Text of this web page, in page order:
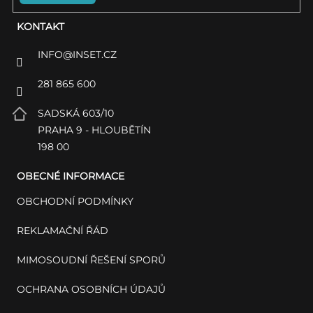
KONTAKT
INFO@INSET.CZ
281 865 600
SADSKÁ 603/10
PRAHA 9 - HLOUBĚTÍN
198 00
OBECNÉ INFORMACE
OBCHODNÍ PODMÍNKY
REKLAMAČNÍ ŘÁD
MIMOSOUDNÍ ŘEŠENÍ SPORŮ
OCHRANA OSOBNÍCH ÚDAJŮ